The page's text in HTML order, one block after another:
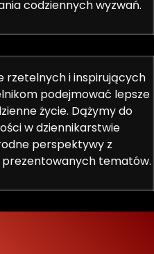
codziennych wyzwań.
rzetelnych i inspirujących
podejmować lepsze
życie. Dążymy do
w dziennikarstwie
perspektywy z
tematów.